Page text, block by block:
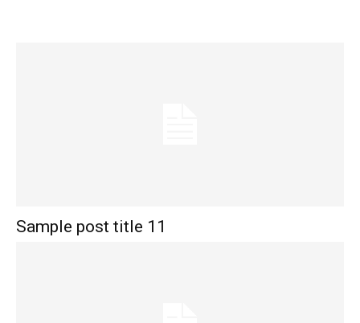
Sample post title 11